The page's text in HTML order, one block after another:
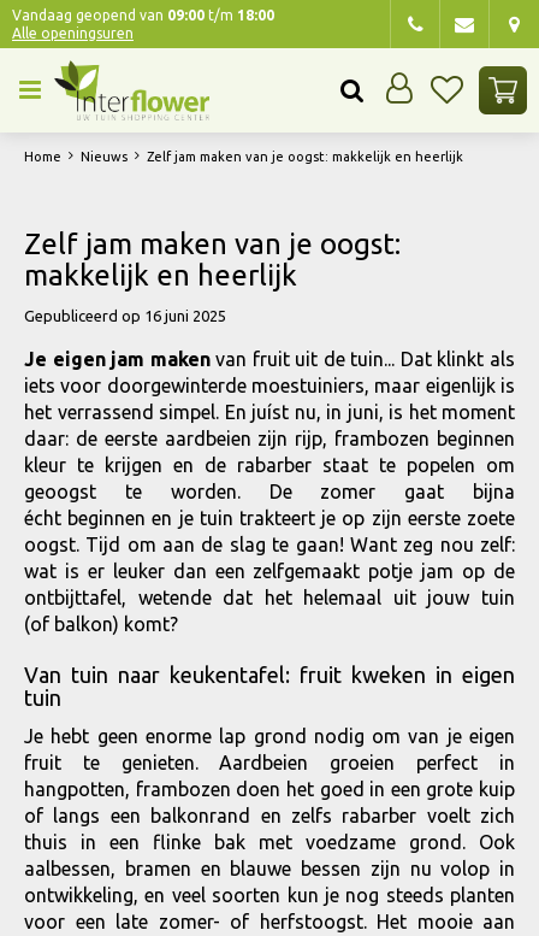
Home Nieuws Zelf jam maken van je oogst: makkelijk en heerlijk
Vandaag geopend van 09:00 t/m 18:00
Alle openingsuren
Zelf jam maken van je oogst:
makkelijk en heerlijk
Gepubliceerd op 16 juni 2025
Je eigen jam makenvan fruit uit de tuin... Dat klinkt als
iets voor doorgewinterde moestuiniers, maar eigenlijk is
het verrassend simpel. En juíst nu, in juni, is het moment
daar: de eerste aardbeien zijn rijp, frambozen beginnen
kleur te krijgen en de rabarber staat te popelen om
geoogst te worden. De zomer gaat bijna
écht beginnen en je tuin trakteert je op zijn eerste zoete
oogst. Tijd om aan de slag te gaan! Want zeg nou zelf:
wat is er leuker dan een zelfgemaakt potje jam op de
ontbijttafel, wetende dat het helemaal uit jouw tuin
(of balkon) komt?
Van tuin naar keukentafel: fruit kweken in eigen
tuin
Je hebt geen enorme lap grond nodig om van je eigen
fruit te genieten. Aardbeien groeien perfect in
hangpotten, frambozen doen het goed in een grote kuip
of langs een balkonrand en zelfs rabarber voelt zich
thuis in een flinke bak met voedzame grond. Ook
aalbessen, bramen en blauwe bessen zijn nu volop in
ontwikkeling, en veel soorten kun je nog steeds planten
voor een late zomer- of herfstoogst. Het mooie aan